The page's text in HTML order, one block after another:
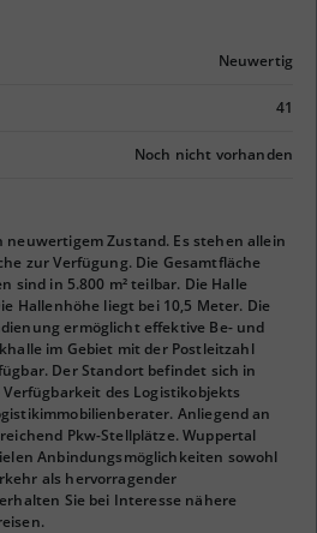
Neuwertig
41
Noch nicht vorhanden
neuwertigem Zustand. Es stehen allein
zur Verfügung. Die Gesamtfläche
sind in 5.800 m² teilbar. Die Halle
Hallenhöhe liegt bei 10,5 Meter. Die
ermöglicht effektive Be- und
im Gebiet mit der Postleitzahl
Der Standort befindet sich in
des Logistikobjekts
Anliegend an
Pkw-Stellplätze. Wuppertal
Anbindungsmöglichkeiten sowohl
als hervorragender
Sie bei Interesse nähere